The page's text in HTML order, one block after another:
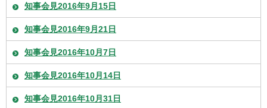
知事会見2016年9月15日
知事会見2016年9月21日
知事会見2016年10月7日
知事会見2016年10月14日
知事会見2016年10月31日